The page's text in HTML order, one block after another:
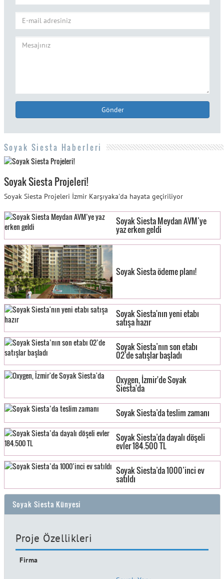
Gönder
Soyak Siesta Haberleri
Soyak Siesta Projeleri!
Soyak Siesta Projeleri İzmir Karşıyaka'da hayata geçiriliyor
Soyak Siesta Meydan AVM’ye
yaz erken geldi
Soyak Siesta ödeme planı!
Soyak Siesta'nın yeni etabı
satışa hazır
Soyak Siesta’nın son etabı
02’de satışlar başladı
Oxygen, İzmir'de Soyak
Siesta'da
Soyak Siesta’da teslim zamanı
Soyak Siesta’da dayalı döşeli
evler 184.500 TL
Soyak Siesta’da 1000’inci ev
satıldı
Soyak Siesta Künyesi
Proje Özellikleri
Firma